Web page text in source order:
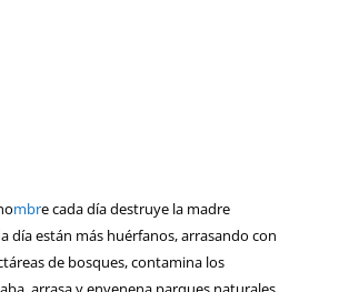
mbre cada día destruye la madre
día están más huérfanos, arrasando con
de bosques, contamina los